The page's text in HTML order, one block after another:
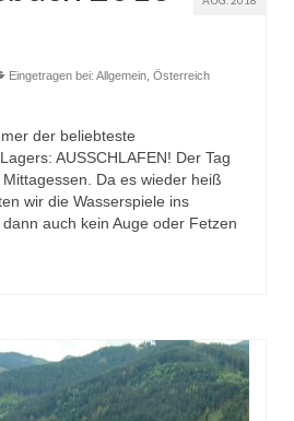
Eingetragen bei: Allgemein Österreich
der beliebteste
AUSSCHLAFEN! Der Tag
Da es wieder heiß
wir die Wasserspiele ins
auch kein Auge oder Fetzen